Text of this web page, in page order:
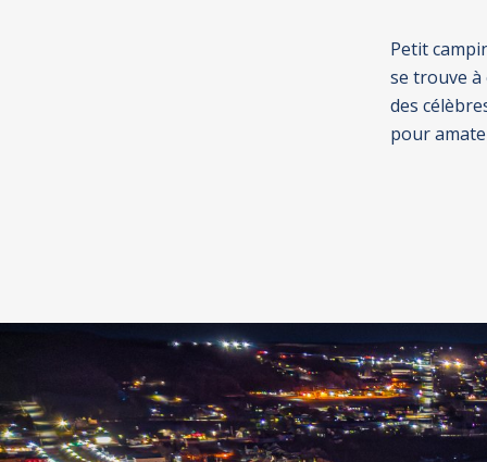
Petit
se trouve à
des
pour